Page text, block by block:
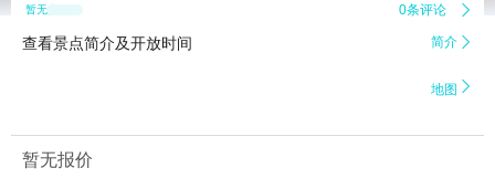
暂无点评 0条评论 
查看景点简介及开放时间 简介 
地图 
暂无报价